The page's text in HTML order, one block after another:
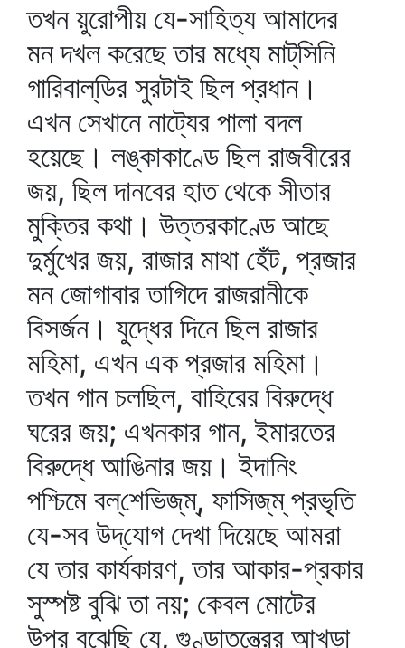
তখন য়ুরোপীয় যে-সাহিত্য আমাদের
মন দখল করেছে তার মধ্যে মাট্‌সিনি
গারিবাল্‌ডির সুরটাই ছিল প্রধান।
এখন সেখানে নাট্যের পালা বদল
হয়েছে। লঙ্কাকাণ্ডে ছিল রাজবীরের
জয়, ছিল দানবের হাত থেকে সীতার
মুক্তির কথা। উত্তরকাণ্ডে আছে
দুর্মুখের জয়, রাজার মাথা হেঁট, প্রজার
মন জোগাবার তাগিদে রাজরানীকে
বিসর্জন। যুদ্ধের দিনে ছিল রাজার
মহিমা, এখন এক প্রজার মহিমা।
তখন গান চলছিল, বাহিরের বিরুদ্ধে
ঘরের জয়; এখনকার গান, ইমারতের
বিরুদ্ধে আঙিনার জয়। ইদানিং
পশ্চিমে বল্‌শেভিজ্‌ম্‌, ফাসিজ্‌ম্‌ প্রভৃতি
যে-সব উদ্‌যোগ দেখা দিয়েছে আমরা
যে তার কার্যকারণ, তার আকার-প্রকার
সুস্পষ্ট বুঝি তা নয়; কেবল মোটের
উপর বুঝেছি যে, গুণ্ডাতন্ত্রের আখড়া